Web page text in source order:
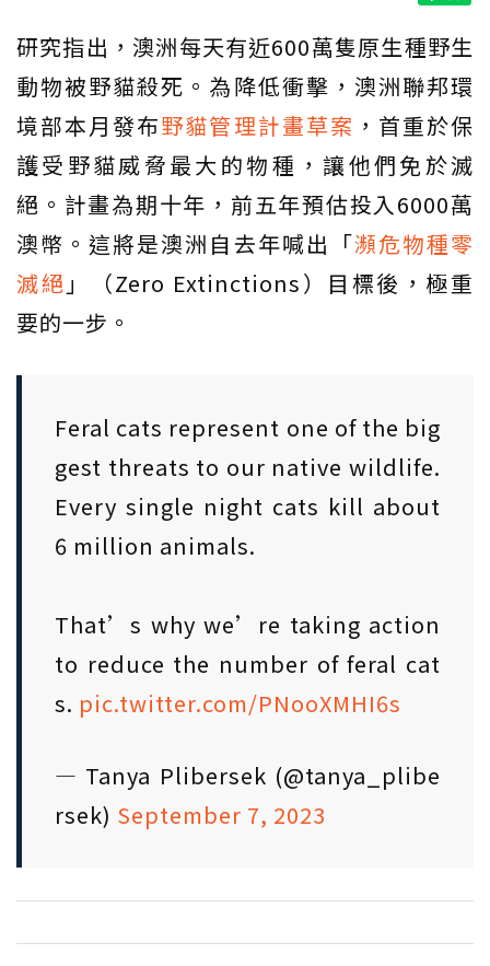
研究指出，澳洲每天有近600萬隻原生種野生
動物被野貓殺死。為降低衝擊，澳洲聯邦環
境部本月發布野貓管理計畫草案 ，首重於保
護受野貓威脅最大的物種，讓他們免於滅
絕。計畫為期十年，前五年預估投入6000萬
澳幣。這將是澳洲自去年喊出「瀕危物種零
滅絕 」（Zero Extinctions）目標後，極重
要的一步。
Feral cats represent one of the big
gest threats to our native wildlife.
Every single night cats kill about
6 million animals.
That’s why we’re taking action
to reduce the number of feral cat
s. pic.twitter.com/PNooXMHI6s
— Tanya Plibersek (@tanya_plibe
rsek) September 7, 2023